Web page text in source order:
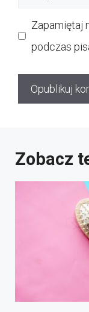
Zapamiętaj
podczas
Zobacz